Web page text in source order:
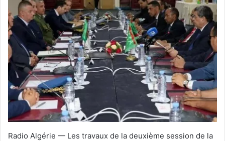
Radio Algérie — Les travaux de la deuxième session de la